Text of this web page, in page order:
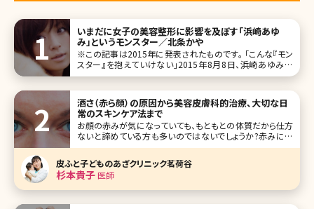
いまだに女子の美容整形に影響を及ぼす「浜崎あゆ
み」というモンスター／北条かや
※この記事は2015年に発表されたものです。 「こんな『モン
スター』を抱えていけない」――2015年8月8日、浜崎あゆみが
NHK総合の番組「SONGS」に出演し、人気絶頂だった20歳前
酒さ（赤ら顔）の原因から美容皮膚科的治療、大切な日
常のスキンケア法まで
お顔の赤みが気になっていても、もともとの体質だから仕方
ないと諦めている方も多いのではないでしょうか?赤みには
色々な原因があり、お薬やスキンケア、美容医療など選択肢
す。 【監修医師からのワンポイント】酒さ（赤ら顔）は、「化粧水
を1日1
皮ふと子どものあざクリニック茗荷谷
杉本貴子医師